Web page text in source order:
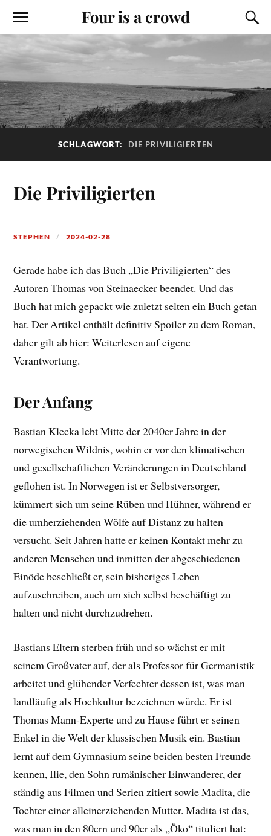
Four is a crowd
SCHLAGWORT: DIE PRIVILIGIERTEN
Die Priviligierten
STEPHEN 2024-02-28
Gerade habe ich das Buch „Die Priviligierten“ des
Autoren Thomas von Steinaecker beendet. Und das
Buch hat mich gepackt wie zuletzt selten ein Buch getan
hat. Der Artikel enthält definitiv Spoiler zu dem Roman,
daher gilt ab hier: Weiterlesen auf eigene
Verantwortung.
Der Anfang
Bastian Klecka lebt Mitte der 2040er Jahre in der
norwegischen Wildnis, wohin er vor den klimatischen
und gesellschaftlichen Veränderungen in Deutschland
geflohen ist. In Norwegen ist er Selbstversorger,
kümmert sich um seine Rüben und Hühner, während er
die umherziehenden Wölfe auf Distanz zu halten
versucht. Seit Jahren hatte er keinen Kontakt mehr zu
anderen Menschen und inmitten der abgeschiedenen
Einöde beschließt er, sein bisheriges Leben
aufzuschreiben, auch um sich selbst beschäftigt zu
halten und nicht durchzudrehen.
Bastians Eltern sterben früh und so wächst er mit
seinem Großvater auf, der als Professor für Germanistik
arbeitet und glühender Verfechter dessen ist, was man
landläufig als Hochkultur bezeichnen würde. Er ist
Thomas Mann-Experte und zu Hause führt er seinen
Enkel in die Welt der klassischen Musik ein. Bastian
lernt auf dem Gymnasium seine beiden besten Freunde
kennen, Ilie, den Sohn rumänischer Einwanderer, der
ständig aus Filmen und Serien zitiert sowie Madita, die
Tochter einer alleinerziehenden Mutter. Madita ist das,
was man in den 80ern und 90er als „Öko“ tituliert hat: